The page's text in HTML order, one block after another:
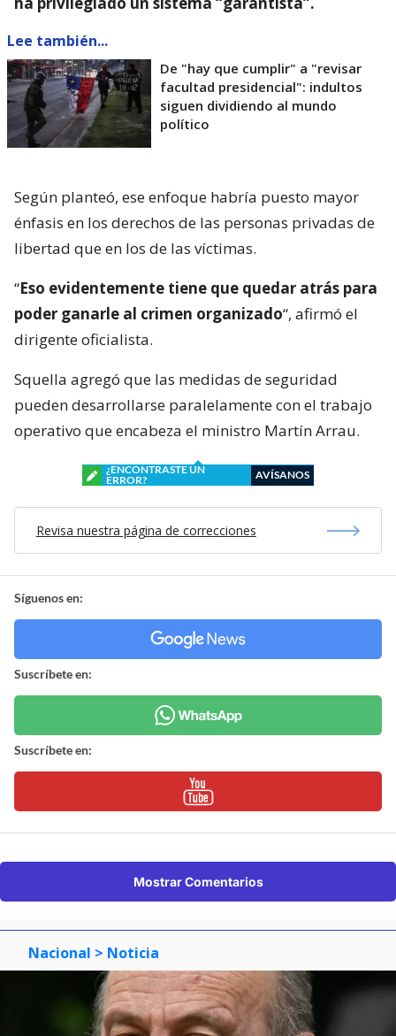
Lee también...
De "hay que cumplir" a "revisar
facultad presidencial": indultos
siguen dividiendo al mundo
político
Según planteó, ese enfoque habría puesto mayor
énfasis en los derechos de las personas privadas de
libertad que en los de las víctimas.
“Eso evidentemente tiene que quedar atrás para
poder ganarle al crimen organizado“, afirmó el
dirigente oficialista.
Squella agregó que las medidas de seguridad
pueden desarrollarse paralelamente con el trabajo
operativo que encabeza el ministro Martín Arrau.
¿ENCONTRASTE UN
ERROR?
AVÍSANOS
Revisa nuestra página de correcciones
Síguenos en:
Suscríbete en:
Suscríbete en:
Mostrar Comentarios
Nacional > Noticia